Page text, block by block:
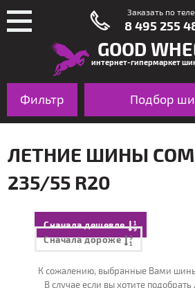
GOOD
интернет-гипермаркет
Подбор
Фильтр Шины
ЛЕТНИЕ ШИНЫ
235/55 R20
Сначала дешевле
Сначала дороже
К сожалению, выбранные Вами шины
В случае если вы хотите
Заказать по
8 495 255